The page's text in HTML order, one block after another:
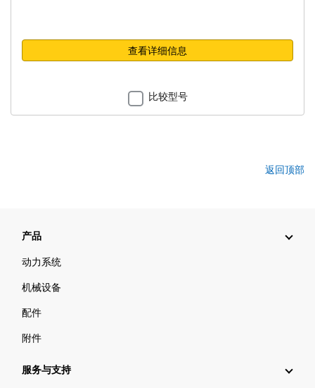
查看详细信息
比较型号
返回顶部
产品
动力系统
机械设备
配件
附件
服务与支持